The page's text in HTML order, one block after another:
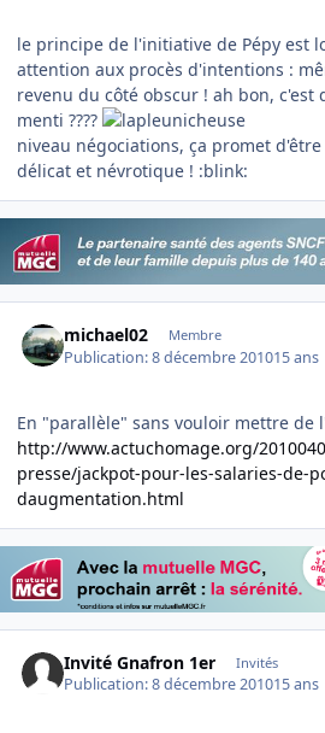
le principe de l'initiative de Pépy est
attention aux procès d'intentions :
revenu du côté obscur ! ah bon, c'est
menti ????
niveau négociations, ça promet
délicat et névrotique ! :blink:
michael02 Membre
Publication:8 décembre 201015 ans
En "parallèle" sans vouloir mettre de
http://www.actuchomage.org/
presse/jackpot-pour-les-salaries-de-
daugmentation.html
Invité Gnafron 1er Invités
Publication:8 décembre 201015 ans